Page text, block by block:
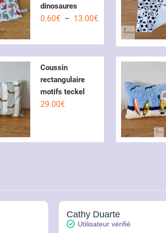
dinosaures
0.60€ – 13.00€Plage
Coussin
rectangulaire
motifs teckel
29.00€
Cathy Duarte
Utilisateur vérifié